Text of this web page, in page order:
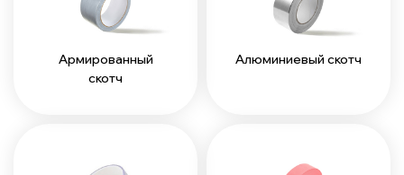
Армированный
скотч
Алюминиевый скотч